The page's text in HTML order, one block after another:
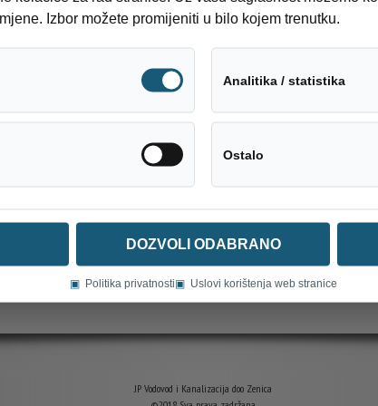
13:00 sati.
sati.
JP Vodovod i Kanalizacija doo Zenica
Izbor možete promijeniti u bilo kojem trenutku.
Tehnički neophodniAnalitika / statistika
Društveni medijiOstalo
DOZVOLI ODABRANO
▣ Politika privatnosti▣ Uslovi korištenja web stranice